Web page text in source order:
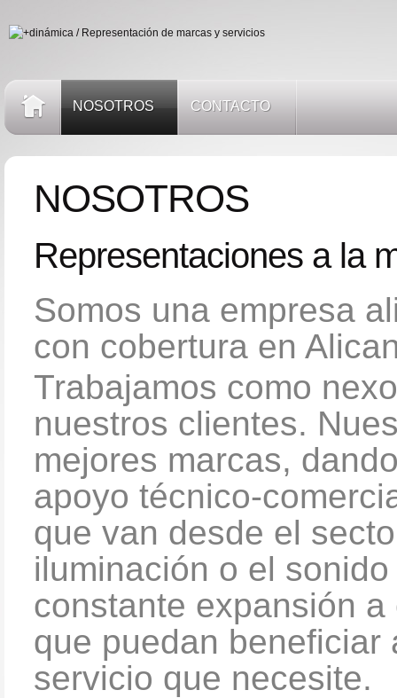
NOSOTROS CONTACTO
NOSOTROS
Representaciones a la
Somos una empresa
con cobertura en
Trabajamos como
nuestros clientes.
mejores marcas,
apoyo técnico-
que van desde el
iluminación o el
constante expansión
que puedan beneficiar
servicio que necesite.